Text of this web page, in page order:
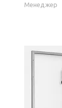
Менеджер